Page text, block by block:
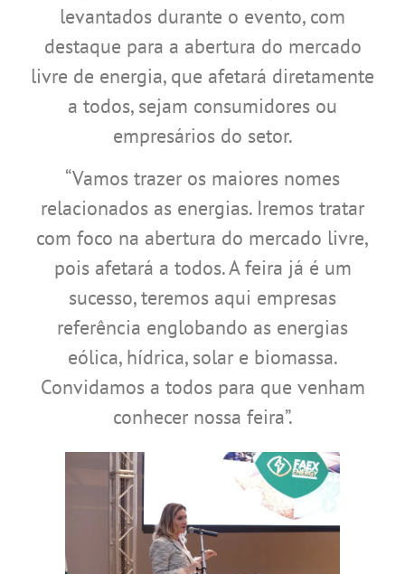
levantados durante o evento, com
destaque para a abertura do mercado
livre de energia, que afetará diretamente
a todos, sejam consumidores ou
empresários do setor.
“Vamos trazer os maiores nomes
relacionados as energias. Iremos tratar
com foco na abertura do mercado livre,
pois afetará a todos. A feira já é um
sucesso, teremos aqui empresas
referência englobando as energias
eólica, hídrica, solar e biomassa.
Convidamos a todos para que venham
conhecer nossa feira”.